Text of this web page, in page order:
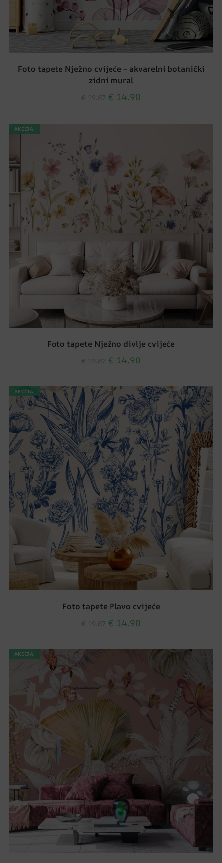
Foto tapete Nježno cvijeće – akvarelni botanički
zidni mural
€ 14.90
AKCIJA!
Foto tapete Nježno divlje cvijeće
€ 14.90
AKCIJA!
Foto tapete Plavo cvijeće
€ 14.90
AKCIJA!